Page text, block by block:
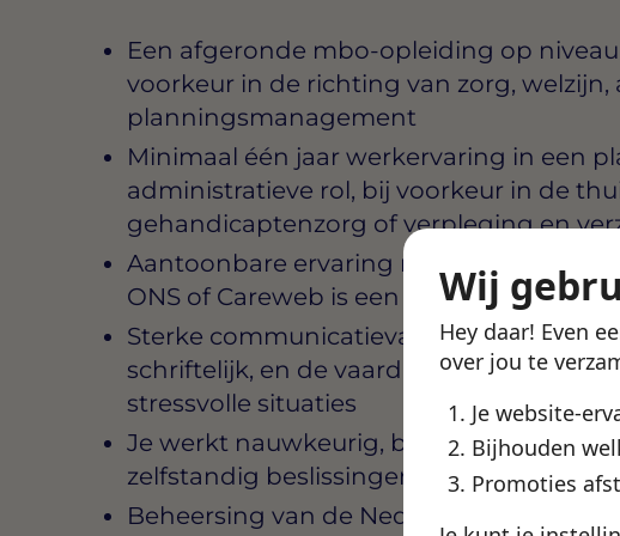
Wij
Hey daar! Even
over jou te
Je website-
Bijhouden
Promoties
Een afgeronde mbo-opleiding op
voorkeur in de richting van zorg,
planningsmanagement
Minimaal één jaar werkervaring in een
administratieve rol, bij voorkeur in de
gehandicaptenzorg of verpleging en
Aantoonbare ervaring met
ONS of Careweb is een pré
Sterke communicatievaardigheden,
schriftelijk, en de vaardigheid om
stressvolle situaties
Je werkt nauwkeurig, bent
zelfstandig beslissingen nemen
Beheersing van de Nederlandse taal in